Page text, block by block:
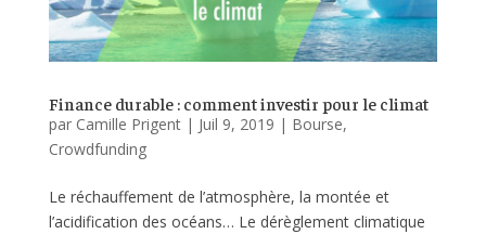
Finance durable : comment investir pour le climat
par Camille Prigent| Juil 9, 2019 | Bourse,
Crowdfunding
Le réchauffement de l’atmosphère, la montée et
l’acidification des océans… Le dérèglement climatique